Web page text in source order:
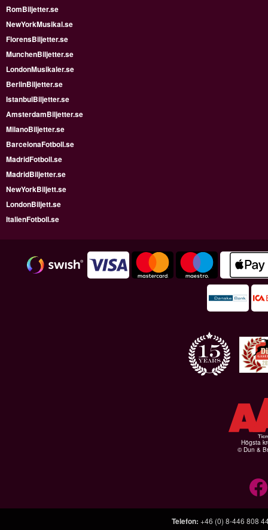
RomBiljetter.se
NewYorkMusikal.se
FlorensBiljetter.se
MunchenBiljetter.se
LondonMusikaler.se
BerlinBiljetter.se
IstanbulBiljetter.se
AmsterdamBiljetter.se
MilanoBiljetter.se
BarcelonaFotboll.se
MadridFotboll.se
MadridBiljetter.se
NewYorkBiljett.se
LondonBiljett.se
ItalienFotboll.se
Högsta
© Dun &
Telefon: +46 (0) 8-446 808